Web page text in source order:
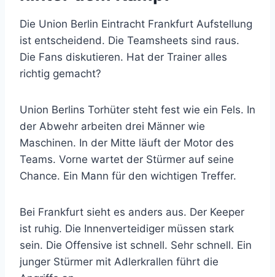
Die Union Berlin Eintracht Frankfurt Aufstellung
ist entscheidend. Die Teamsheets sind raus.
Die Fans diskutieren. Hat der Trainer alles
richtig gemacht?
Union Berlins Torhüter steht fest wie ein Fels. In
der Abwehr arbeiten drei Männer wie
Maschinen. In der Mitte läuft der Motor des
Teams. Vorne wartet der Stürmer auf seine
Chance. Ein Mann für den wichtigen Treffer.
Bei Frankfurt sieht es anders aus. Der Keeper
ist ruhig. Die Innenverteidiger müssen stark
sein. Die Offensive ist schnell. Sehr schnell. Ein
junger Stürmer mit Adlerkrallen führt die